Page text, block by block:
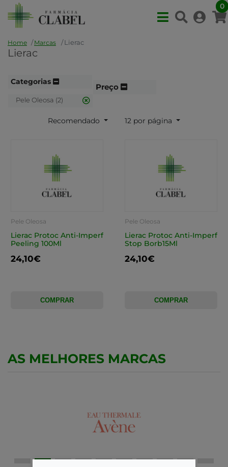
0
Home Marcas Lierac
Lierac
Categorias
Pele Oleosa (2)
Preço
Recomendado 12 por página
Pele Oleosa
Lierac Protoc Anti-Imperf
Peeling 100Ml
24,10€
COMPRAR
Pele Oleosa
Lierac Protoc Anti-Imperf
Stop Borb15Ml
24,10€
COMPRAR
AS MELHORES MARCAS